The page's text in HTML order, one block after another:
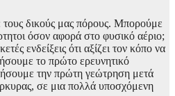
δικούς μας πόρους. Μπορούμε
όσον αφορά στο φυσικό αέριο;
ενδείξεις ότι αξίζει τον κόπο να
το πρώτο ερευνητικό
την πρώτη γεώτρηση μετά
σε μια πολλά υποσχόμενη